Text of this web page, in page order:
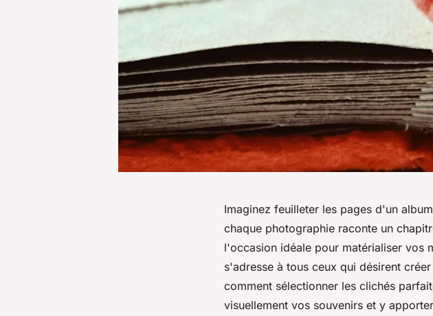
Imaginez feuilleter les pages d'un
chaque photographie raconte un
l'occasion idéale pour matérialiser vos
s'adresse à tous ceux qui désirent
comment sélectionner les clichés
visuellement vos souvenirs et y